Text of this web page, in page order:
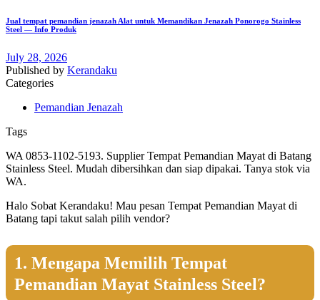
Jual tempat pemandian jenazah Alat untuk Memandikan Jenazah Ponorogo Stainless
Steel — Info Produk
July 28, 2026
Published by Kerandaku
Categories
Pemandian Jenazah
Tags
WA 0853-1102-5193. Supplier Tempat Pemandian Mayat di Batang
Stainless Steel. Mudah dibersihkan dan siap dipakai. Tanya stok via
WA.
Halo Sobat Kerandaku! Mau pesan Tempat Pemandian Mayat di
Batang tapi takut salah pilih vendor?
1. Mengapa Memilih Tempat
Pemandian Mayat Stainless Steel?